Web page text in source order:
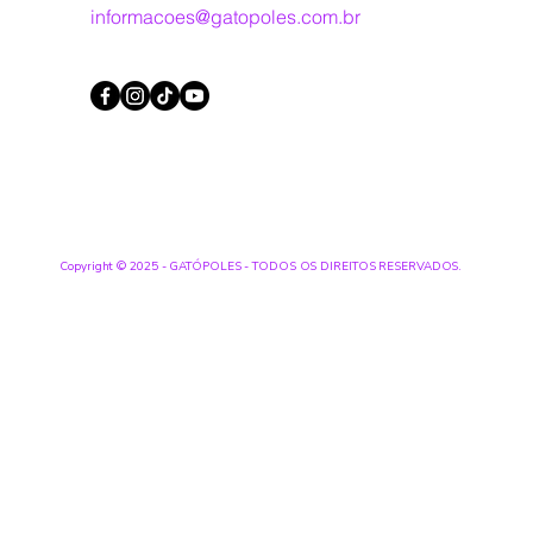
informacoes@gatopoles.com.br
Copyright © 2025 - GATÓPOLES - TODOS OS DIREITOS RESERVADOS.